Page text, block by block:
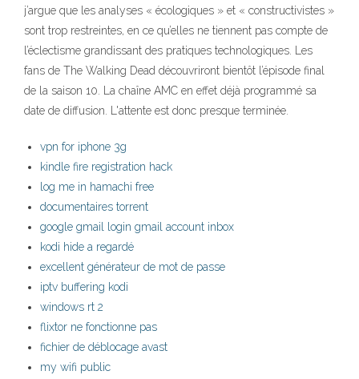
j’argue que les analyses « écologiques » et « constructivistes »
sont trop restreintes, en ce qu’elles ne tiennent pas compte de
l’éclectisme grandissant des pratiques technologiques. Les
fans de The Walking Dead découvriront bientôt l’épisode final
de la saison 10. La chaîne AMC en effet déjà programmé sa
date de diffusion. L'attente est donc presque terminée.
vpn for iphone 3g
kindle fire registration hack
log me in hamachi free
documentaires torrent
google gmail login gmail account inbox
kodi hide a regardé
excellent générateur de mot de passe
iptv buffering kodi
windows rt 2
flixtor ne fonctionne pas
fichier de déblocage avast
my wifi public